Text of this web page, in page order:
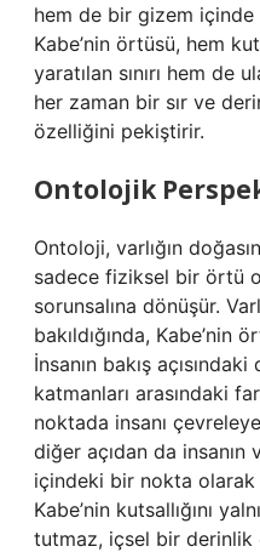
hem de bir gizem
Kabe’nin örtüsü, hem
yaratılan sınırı hem de
her zaman bir sır ve
özelliğini pekiştirir.
Ontolojik
Ontoloji, varlığın
sadece fiziksel bir örtü
sorunsalına dönüşür.
bakıldığında, Kabe’nin
İnsanın bakış
katmanları arasındaki
noktada insanı
diğer açıdan da insanın
içindeki bir nokta olarak
Kabe’nin kutsallığını
tutmaz, içsel bir derinlik